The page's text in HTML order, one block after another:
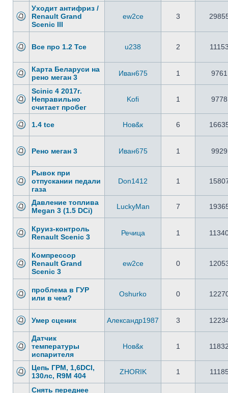
Уходит антифриз /
Renault Grand
Scenic III
ew2ce 3
Все про 1.2 Tce u238 2
Карта Беларуси на
рено меган 3
Иван675 1 9761
Scinic 4 2017г.
Неправильно
считает пробег
Kofi 1 9778
1.4 tce Нов&к 6
Рено меган 3 Иван675 1 9929
Рывок при
отпускании педали
газа
Don1412 1
Давление топлива
Megan 3 (1.5 DCi)
LuckyMan 7
Круиз-контроль
Renault Scenic 3
Речица 1
Компрессор
Renault Grand
Scenic 3
ew2ce 0
проблема в ГУР
или в чем?
Oshurko 0
Умер сценик Александр1987 3
Датчик
температуры
испарителя
Нов&к 1
Цепь ГРМ, 1,6DCI,
130лс, R9M 404
ZHORIK 1
Снять переднее